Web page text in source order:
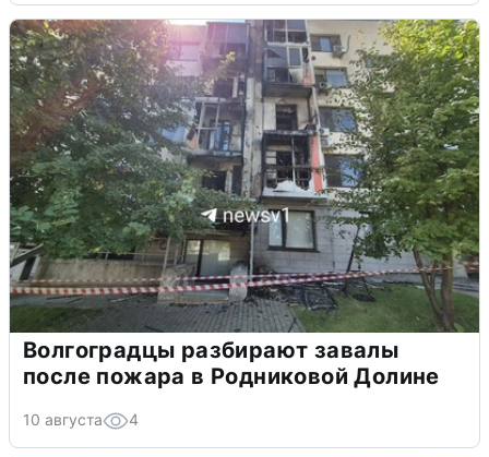
Волгоградцы разбирают завалы
после пожара в Родниковой Долине
10 августа 4